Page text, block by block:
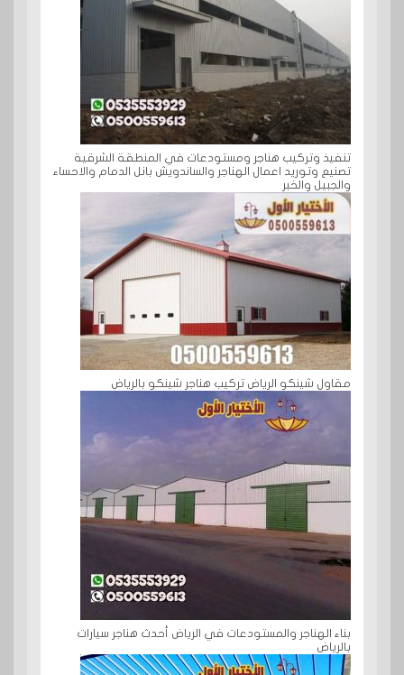
تنفيذ وتركيب هناجر ومستودعات في المنطقة الشرقية
تصنيع وتوريد اعمال الهناجر والساندويش بانل الدمام والاحساء
والجبيل والخبر
مقاول شينكو الرياض تركيب هناجر شينكو بالرياض
بناء الهناجر والمستودعات في الرياض أحدث هناجر سيارات
بالرياض